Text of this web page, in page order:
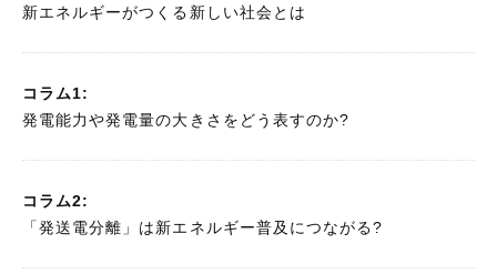
新エネルギーがつくる新しい社会とは
コラム1:
発電能力や発電量の大きさをどう表すのか?
コラム2:
「発送電分離」は新エネルギー普及につながる?